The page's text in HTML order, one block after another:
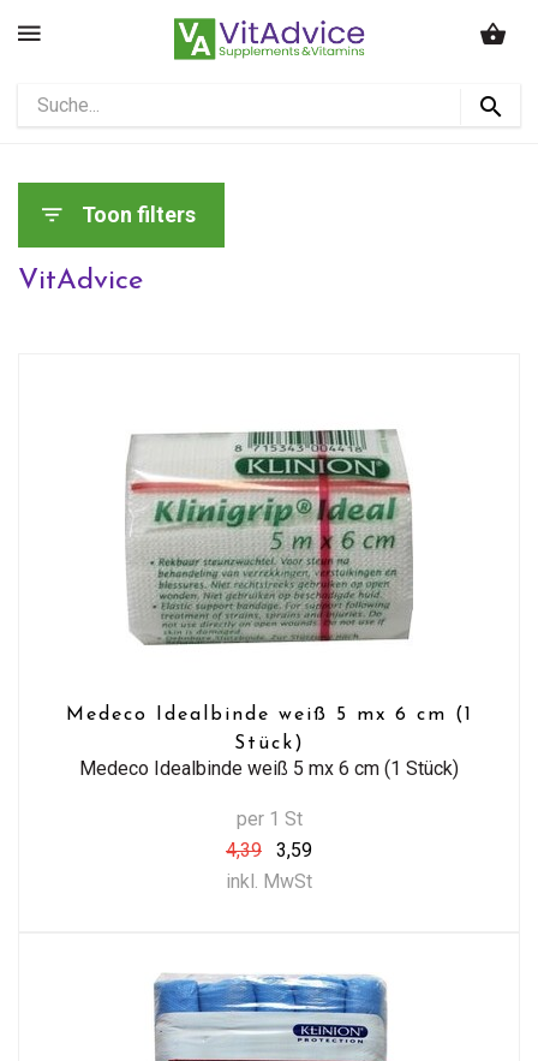
Toon filters
VitAdvice
Medeco Idealbinde weiß 5 mx 6 cm (1
Stück)
Medeco Idealbinde weiß 5 mx 6 cm (1 Stück)
per 1 St
4,39
3,59
inkl. MwSt